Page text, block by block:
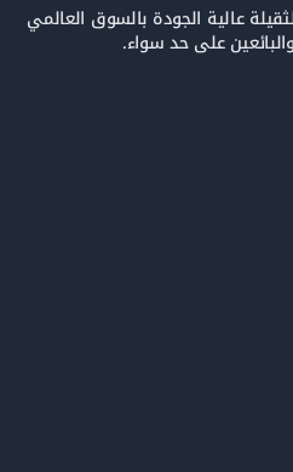
عالية الجودة بالسوق العالمي
على حد سواء.